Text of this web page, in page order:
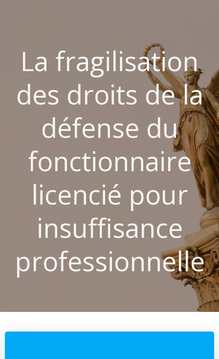
La fragilisation
des droits de la
défense du
fonctionnaire
licencié pour
insuffisance
professionnelle